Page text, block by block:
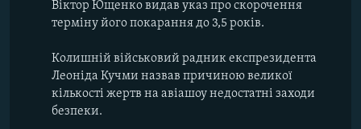
Віктор Ющенко видав указ про скорочення
терміну його покарання до 3,5 років.
Колишній військовий радник експрезидента
Леоніда Кучми назвав причиною великої
кількості жертв на авіашоу недостатні заходи
безпеки.